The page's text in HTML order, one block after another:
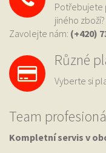
Potřebujete
jiného zboží?
Zavolejte nám: (+420)
Různé
Vyberte si
Team
Kompletní servis v